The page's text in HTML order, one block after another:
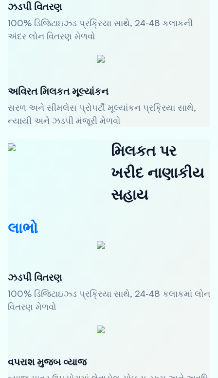
ઝડપી વિતરણ
100% ડિજિટાઇઝ્ડ પ્રક્રિયા સાથે, 24-48 કલાકની
અંદર લોન વિતરણ મેળવો
અવિરત મિલકત મૂલ્યાંકન
સરળ અને સીમલેસ પ્રોપર્ટી મૂલ્યાંકન પ્રક્રિયા સાથે,
ન્યાયી અને ઝડપી મંજૂરી મેળવો
મિલકત પર
ખરીદ નાણાકીય
સહાય
લાભો
ઝડપી વિતરણ
100% ડિજિટાઇઝ્ડ પ્રક્રિયા સાથે, 24-48 કલાકમાં લોન
વિતરણ મેળવો
વપરાશ મુજબ વ્યાજ